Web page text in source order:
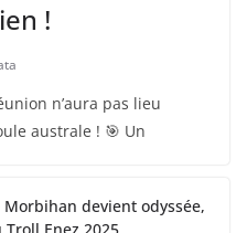
!
n’aura pas lieu
australe ! 🎯 Un
devient odyssée,
Enez 2025